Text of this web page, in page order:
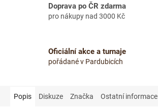
Doprava po ČR zdarma
pro nákupy nad 3000 Kč
Oficiální akce a turnaje
pořádané v Pardubicích
Popis Diskuze Značka Ostatní informace